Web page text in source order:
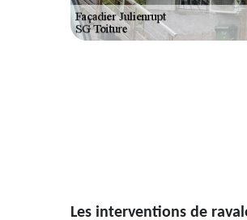
Les interventions de